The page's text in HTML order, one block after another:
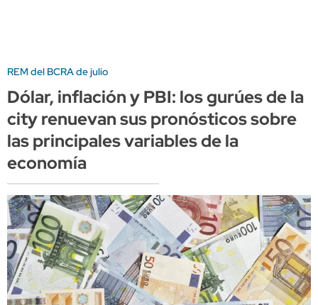
REM del BCRA de julio
Dólar, inflación y PBI: los gurúes de la
city renuevan sus pronósticos sobre
las principales variables de la
economía